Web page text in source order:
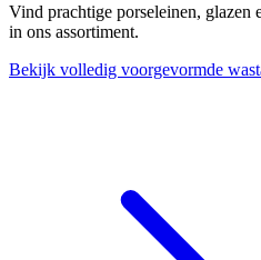
Vind prachtige porseleinen, glazen
in ons assortiment.
Bekijk volledig voorgevormde